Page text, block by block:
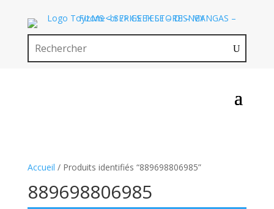
Accueil / Produits identifiés “889698806985”
889698806985